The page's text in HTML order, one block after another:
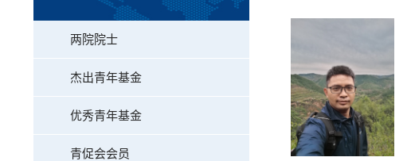
两院院士
杰出青年基金
优秀青年基金
青促会会员